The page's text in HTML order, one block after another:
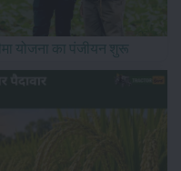
योजना का पंजीयन शुरू